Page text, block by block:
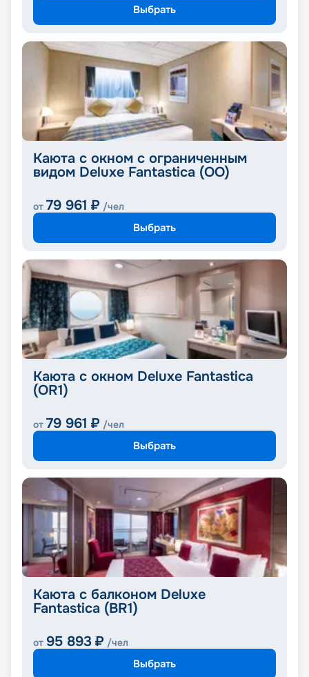
Выбрать
Каюта с окном с ограниченным
видом Deluxe Fantastica (OO)
от 79 961 ₽ /чел
Выбрать
Каюта с окном Deluxe Fantastica
(OR1)
от 79 961 ₽ /чел
Выбрать
Каюта с балконом Deluxe
Fantastica (BR1)
от 95 893 ₽ /чел
Выбрать